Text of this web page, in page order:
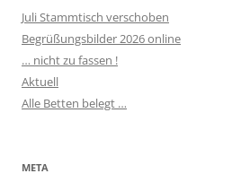
Juli Stammtisch verschoben
Begrüßungsbilder 2026 online
… nicht zu fassen !
Aktuell
Alle Betten belegt …
META